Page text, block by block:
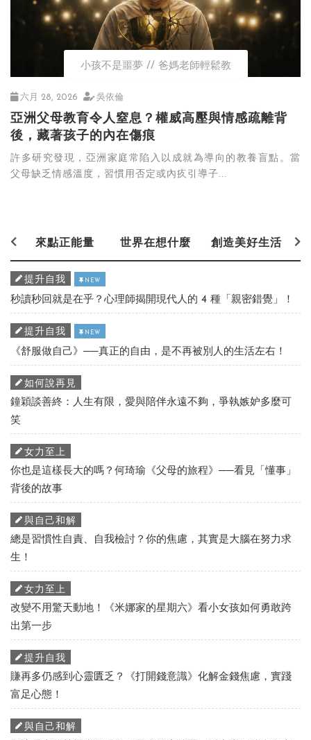
小孩不是噩夢 爸媽老師輕鬆教
六月 28, 2026 吳依倫
亞洲父母教育令人窒息？權威高壓與情感疏離背
後，藏著孩子的內在傷痕
許多研究發現，亞洲家庭常陷入以成就為導向的教養盲點。當
父母缺乏情感溫度，習慣用否定或內疚引導子...
來點正能量 世界在想什麼 創造美好生活
提升自我 NEW
秒讀秒回就是在乎？心理師揭開現代人的 4 種「親密錯覺」！
提升自我 NEW
《舒服做自己》──真正的自由，是不再被別人的生活左右！
如何說再見
鐘穎談善終：人生有限，愛與陪伴永遠不夠，爭執嫉妒多麼可
笑
女力至上
你也是這樣長大的嗎？何琦瑜《父母的旅程》──看見「懂事」
背後的故事
與自己和解
總是習慣性自責、自我檢討？你的焦慮，其實是大腦在努力求
生！
女力至上
改變不用驚天動地！《米娜家的星期六》看小女孩如何勇敢跨
出第一步
提升自我
賺再多仍感到心靈匱乏？《打開錢意識》化解金錢焦慮，實踐
富足心態！
與自己和解